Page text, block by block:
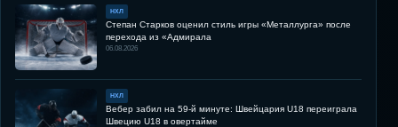
НХЛ
Степан Старков оценил стиль игры «Металлурга» после
перехода из «Адмирала
06.08.2026
НХЛ
Вебер забил на 59-й минуте: Швейцария U18 переиграла
Швецию U18 в овертайме